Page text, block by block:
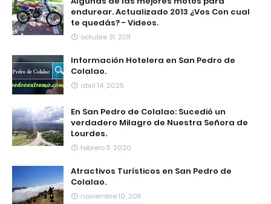
endurear. Actualizado 2013 ¿Vos Con cual
te quedás? - Videos.
octubre 31, 2011
Información Hotelera en San Pedro de
Colalao.
abril 14, 2025
En San Pedro de Colalao: Sucedió un
verdadero Milagro de Nuestra Señora de
Lourdes.
febrero 11, 2020
Atractivos Turísticos en San Pedro de
Colalao.
noviembre 10, 2011